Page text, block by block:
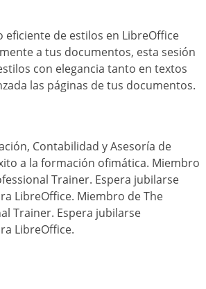
de estilos en LibreOffice
a tus documentos, esta sesión
con elegancia tanto en textos
las páginas de tus documentos.
Contabilidad y Asesoría de
a la formación ofimática. Miembro
Trainer. Espera jubilarse
LibreOffice. Miembro de The
Trainer. Espera jubilarse
LibreOffice.